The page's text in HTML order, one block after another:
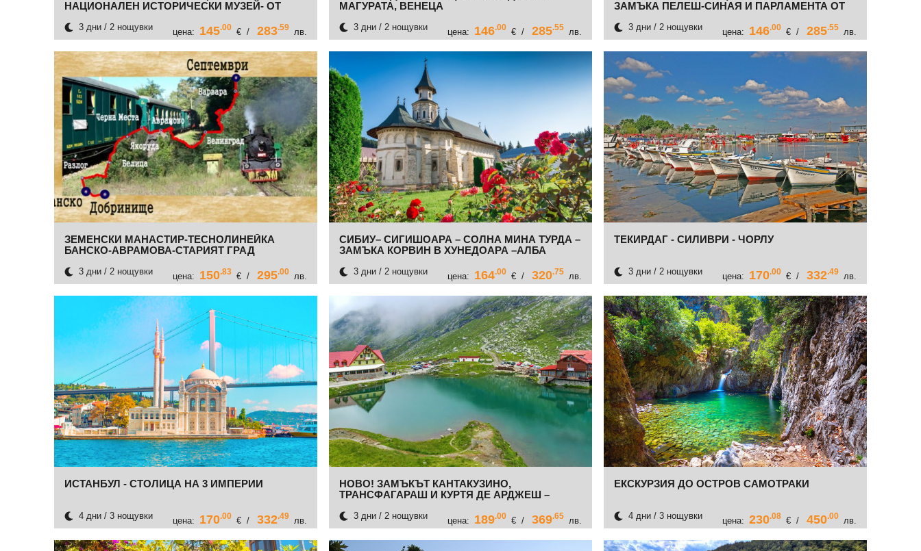
НАЦИОНАЛЕН ИСТОРИЧЕСКИ МУЗЕЙ- ОТ
ТЪРНОВО
3 дни / 2 нощувки цена: 145 .00 € / 283 .59 лв.
МАГУРАТА, ВЕНЕЦА
3 дни / 2 нощувки цена: 146 .00 € / 285 .55 лв.
ЗАМЪКА ПЕЛЕШ-СИНАЯ И ПАРЛАМЕНТА ОТ
3 дни / 2 нощувки цена: 146 .00 € / 285 .55 лв.
ЗЕМЕНСКИ МАНАСТИР-ТЕСНОЛИНЕЙКА
БАНСКО-АВРАМОВА-СТАРИЯТ ГРАД
3 дни / 2 нощувки цена: 150 .83 € / 295 .00 лв.
СИБИУ– СИГИШОАРА – СОЛНА МИНА ТУРДА –
ЗАМЪКА КОРВИН В ХУНЕДОАРА –АЛБА
3 дни / 2 нощувки цена: 164 .00 € / 320 .75 лв.
ТЕКИРДАГ - СИЛИВРИ - ЧОРЛУ
3 дни / 2 нощувки цена: 170 .00 € / 332 .49 лв.
ИСТАНБУЛ - СТОЛИЦА НА 3 ИМПЕРИИ
4 дни / 3 нощувки цена: 170 .00 € / 332 .49 лв.
НОВО! ЗАМЪКЪТ КАНТАКУЗИНО,
ТРАНСФАГАРАШ И КУРТЯ ДЕ АРДЖЕШ –
РУСЕ3 дни / 2 нощувки цена: 189 .00 € / 369 .65 лв.
ЕКСКУРЗИЯ ДО ОСТРОВ САМОТРАКИ
4 дни / 3 нощувки цена: 230 .08 € / 450 .00 лв.